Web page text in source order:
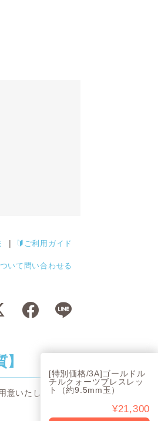
[特別価格/3A]ゴールドル
チルクォーツブレスレッ
ト（約9.5mm玉）
¥21,300
ご利用ガイド
いて問い合わせる
意いたしま